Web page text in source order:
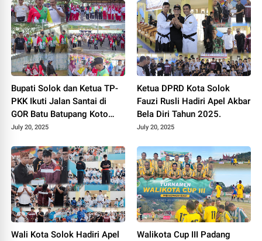
Bupati Solok dan Ketua TP-
PKK Ikuti Jalan Santai di
GOR Batu Batupang Koto
Baru.
July 20, 2025
Ketua DPRD Kota Solok
Fauzi Rusli Hadiri Apel Akbar
Bela Diri Tahun 2025.
July 20, 2025
Wali Kota Solok Hadiri Apel
Walikota Cup III Padang